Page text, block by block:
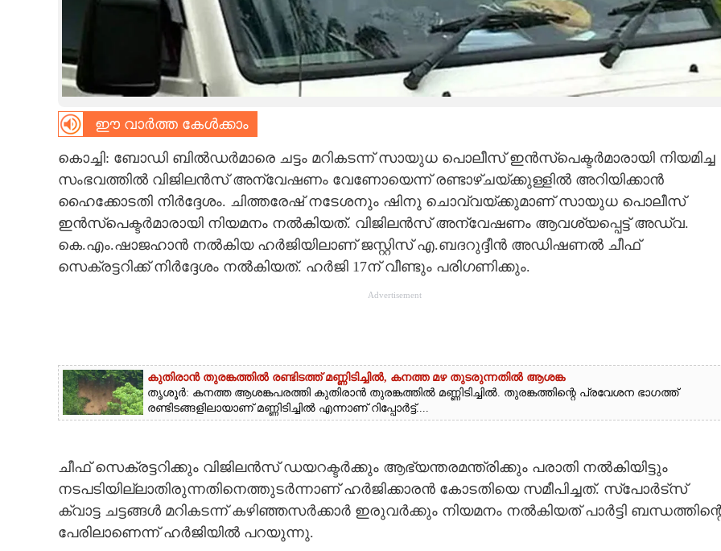
CARTOONS
CONTACT US
ഈ വാർത്ത കേൾക്കാം
കൊച്ചി: ബോഡി ബിൽഡർമാരെ ചട്ടം മറികടന്ന് സായുധ പൊലീസ് ഇൻസ്‌പെക്ടർമാരായി നിയമിച്ച
സംഭവത്തിൽ വിജിലൻസ് അന്വേഷണം വേണോയെന്ന് രണ്ടാഴ്ചയ്ക്കുള്ളിൽ അറിയിക്കാൻ
ഹൈക്കോടതി നിർദ്ദേശം. ചിത്തരേഷ് നടേശനും ഷിനു ചൊവ്വയ്ക്കുമാണ് സായുധ പൊലീസ്
ഇൻസ്‌പെക്ടർമാരായി നിയമനം നൽകിയത്. വിജിലൻസ് അന്വേഷണം ആവശ്യപ്പെട്ട് അഡ്വ.
കെ.എം.ഷാജഹാൻ നൽകിയ ഹർജിയിലാണ് ജസ്റ്റിസ് എ.ബദറുദ്ദീൻ അഡിഷണൽ ചീഫ്
സെക്രട്ടറിക്ക് നിർദ്ദേശം നൽകിയത്. ഹർജി 17ന് വീണ്ടും പരിഗണിക്കും.
Advertisement
കുതിരാൻ തുരങ്കത്തിൽ രണ്ടിടത്ത് മണ്ണിടിച്ചിൽ, കനത്ത മഴ തുടരുന്നതിൽ ആശങ്ക
തൃശൂർ: കനത്ത ആശങ്കപരത്തി കുതിരാൻ തുരങ്കത്തിൽ മണ്ണിടിച്ചിൽ. തുരങ്കത്തിന്റെ പ്രവേശന ഭാഗത്ത്
രണ്ടിടങ്ങളിലായാണ് മണ്ണിടിച്ചിൽ എന്നാണ് റിപ്പോർട്ട്....
ചീഫ് സെക്രട്ടറിക്കും വിജിലൻസ് ഡയറക്ടർക്കും ആഭ്യന്തരമന്ത്രിക്കും പരാതി നൽകിയിട്ടും
നടപടിയില്ലാതിരുന്നതിനെത്തുടർന്നാണ് ഹർജിക്കാരൻ കോടതിയെ സമീപിച്ചത്. സ്‌പോർട്‌സ്‌
ക്വാട്ട ചട്ടങ്ങൾ മറികടന്ന് കഴിഞ്ഞസർക്കാർ ഇരുവർക്കും നിയമനം നൽകിയത് പാർട്ടി
പേരിലാണെന്ന് ഹർജിയിൽ പറയുന്നു.